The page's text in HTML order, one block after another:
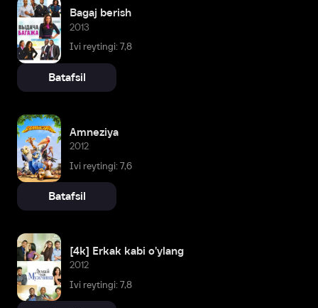
Bagaj berish
2013
Ivi reytingi: 7,8
Batafsil
Amneziya
2012
Ivi reytingi: 7,6
Batafsil
[4k] Erkak kabi o'ylang
2012
Ivi reytingi: 7,8